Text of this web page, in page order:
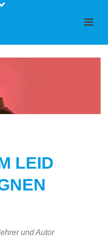
LEID
und Autor